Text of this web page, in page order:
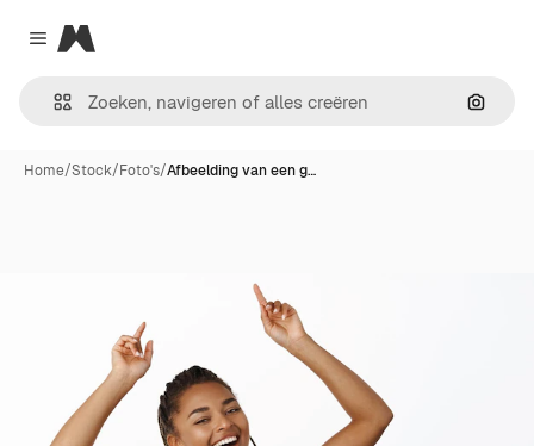
Close menu
Magnific
Home/Stock/Foto's/Afbeelding van een g…